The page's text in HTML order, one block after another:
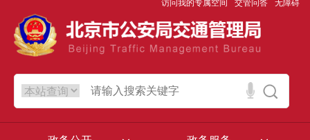
访问我的专属空间 交管问答 无障碍